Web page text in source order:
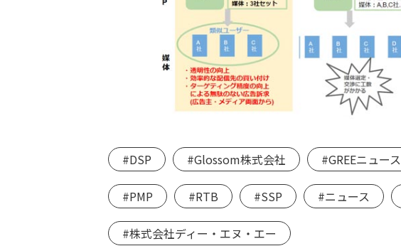
#DSP #Glossom株式会社 #GREEニュース
#PMP #RTB #SSP #ニュース
#株式会社ディー・エヌ・エー